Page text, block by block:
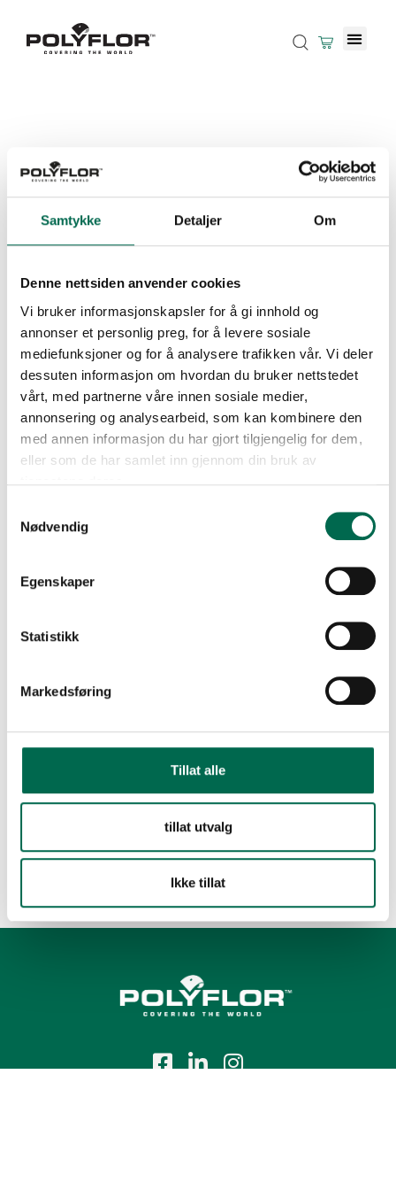
Samtykke Detaljer Om
Denne nettsiden anvender cookies
Vi bruker informasjonskapsler for å gi innhold og
annonser et personlig preg, for å levere sosiale
mediefunksjoner og for å analysere trafikken vår. Vi deler
dessuten informasjon om hvordan du bruker nettstedet
vårt, med partnerne våre innen sosiale medier,
annonsering og analysearbeid, som kan kombinere den
med annen informasjon du har gjort tilgjengelig for dem,
eller som de har samlet inn gjennom din bruk av
Nødvendig
Egenskaper
Statistikk
Markedsføring
Tillat alle
tillat utvalg
Ikke tillat